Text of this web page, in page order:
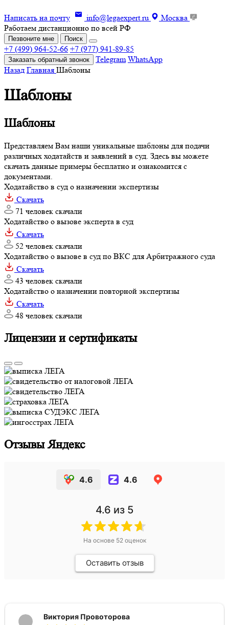
Написать на почту info@legaexpert.ru
Москва
Работаем дистанционно по всей РФ
Пезвоните мне Поиск
+7 (499) 964-52-66 +7 (977) 941-89-85
Заказать обратный звонок Telegram WhatsApp
Назад Главная Шаблоны
Шаблоны
Шаблоны
Представляем Вам наши уникальные шаблоны для подачи
различных ходатайств и заявлений в суд. Здесь вы можете
скачать данные примеры бесплатно и ознакомится с
документами.
Ходатайство в суд о назначении экспертизы
Скачать
71 человек скачали
Ходатайство о вызове эксперта в суд
Скачать
52 человек скачали
Ходатайство о вызове в суд по ВКС для Арбитражного суда
Скачать
43 человек скачали
Ходатайство о назначении повторной экспертизы
Скачать
48 человек скачали
Лицензии и сертификаты
Отзывы Яндекс
4.6 4.6
4.6 из 5
На основе 52оценок
Оставить отзыв
Виктория Провоторова